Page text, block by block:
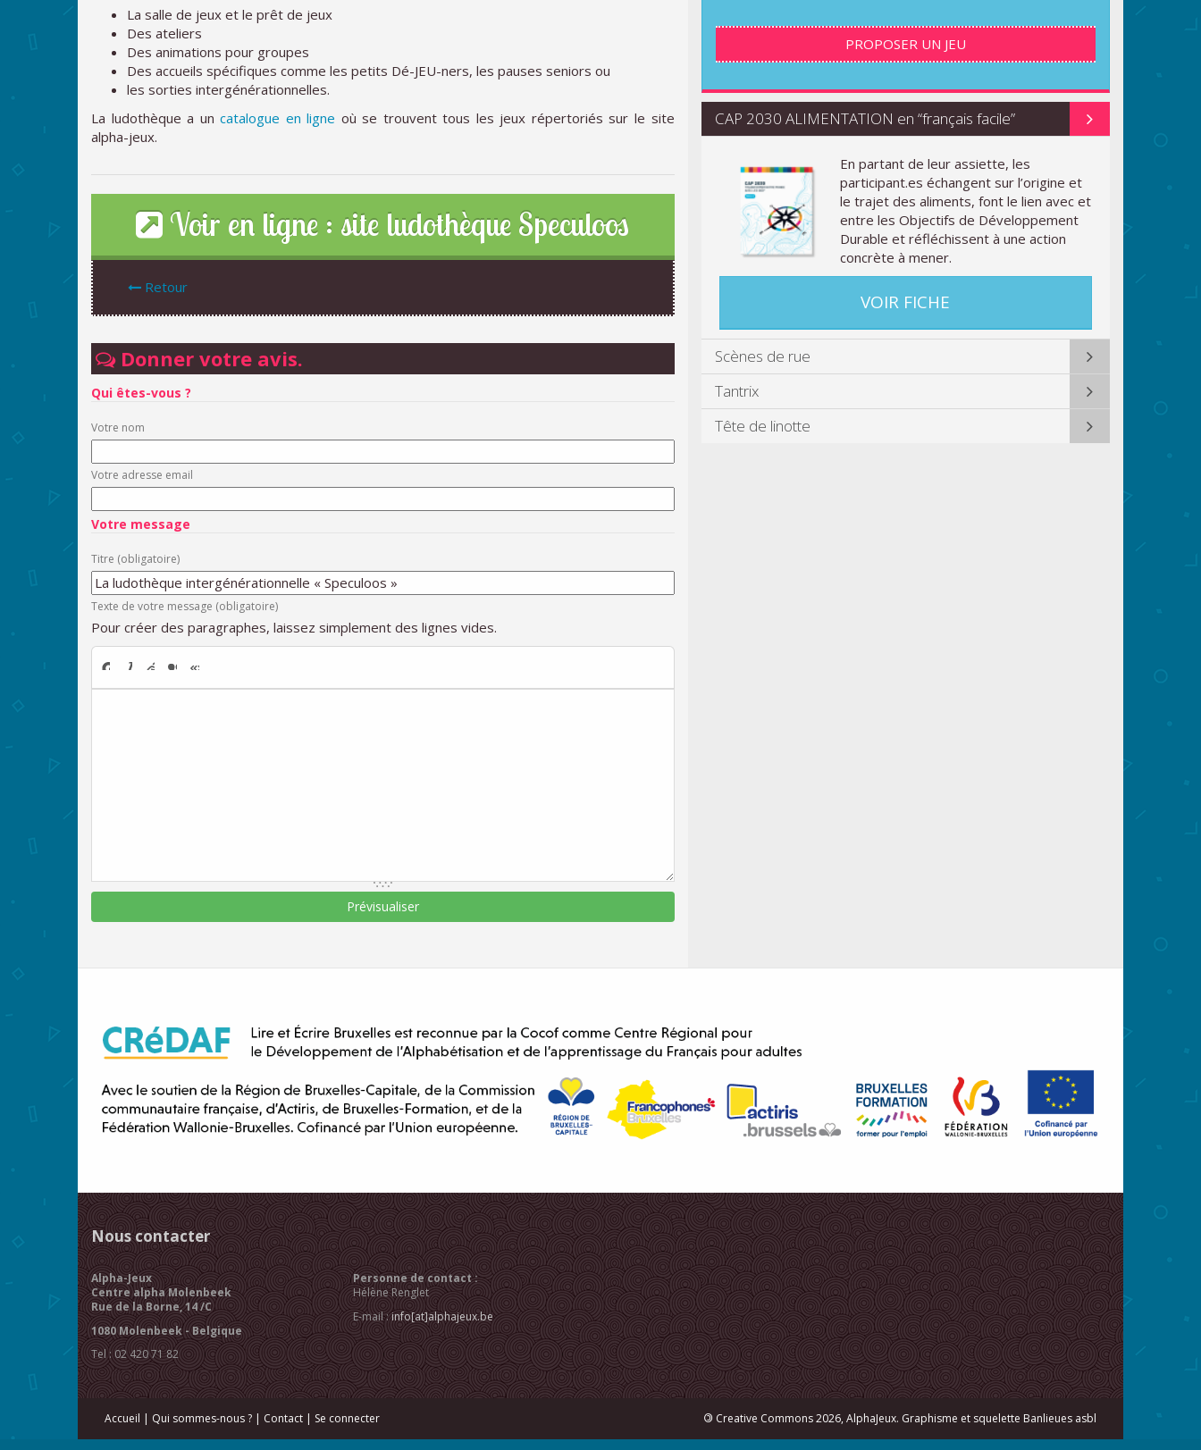
La salle de jeux et le prêt de jeux
Des ateliers
Des animations pour groupes
Des accueils spécifiques comme les petits Dé-JEU-ners, les pauses seniors ou
les sorties intergénérationnelles.
La ludothèque a uncatalogue en ligne où se trouvent tous les jeux répertoriés sur le site
alpha-jeux.
Voir en ligne : site ludothèque Speculoos
Retour
Donner votre avis.
Qui êtes-vous ?
Votre nom
Votre adresse email
Votre message
Titre (obligatoire)
Texte de votre message (obligatoire)
Pour créer des paragraphes, laissez simplement des lignes vides.
PROPOSER UN JEU
CAP 2030 ALIMENTATION en “français facile”
En partant de leur assiette, les
participant.es échangent sur l’origine et
le trajet des aliments, font le lien avec et
entre les Objectifs de Développement
Durable et réfléchissent à une action
concrète à mener.
VOIR FICHE
Scènes de rue
Tantrix
Tête de linotte
Nous contacter
Alpha-Jeux
Centre alpha Molenbeek
Rue de la Borne, 14 /C
1080 Molenbeek - Belgique
Tel : 02 420 71 82
Personne de contact :
Hélène Renglet
E-mail :info[at]alphajeux.be
Accueil | Qui sommes-nous ? | Contact | Se connecter © Creative Commons 2026, AlphaJeux. Graphisme et squelette Banlieues asbl